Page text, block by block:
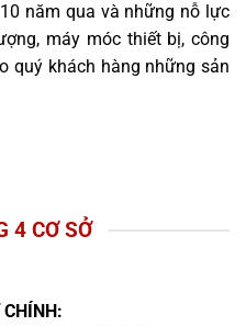
năm qua và những nỗ lực
máy móc thiết bị, công
quý khách hàng những sản
4 CƠ SỞ
CHÍNH: